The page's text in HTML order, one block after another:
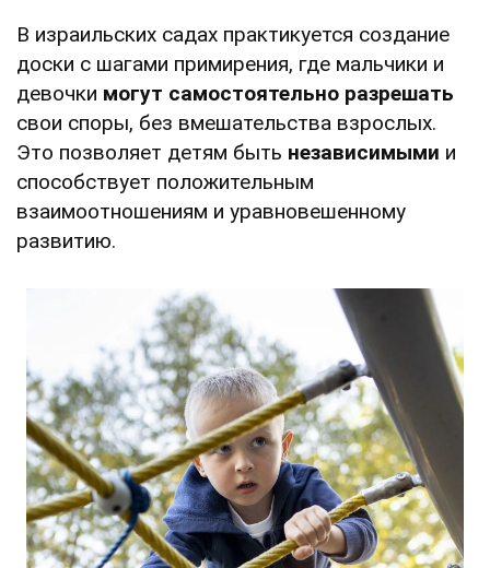
В израильских садах практикуется создание
доски с шагами примирения, где мальчики и
девочки могут самостоятельно разрешать
свои споры, без вмешательства взрослых.
Это позволяет детям быть независимыми и
способствует положительным
взаимоотношениям и уравновешенному
развитию.